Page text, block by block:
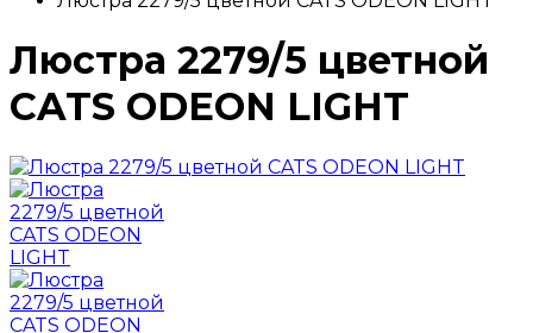
Люстра 2279/5 цветной
CATS ODEON LIGHT